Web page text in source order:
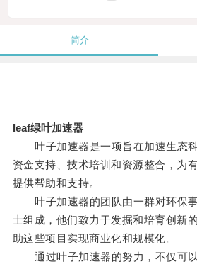
简介
leaf绿叶加速器
叶子加速器是一项旨在加速生态科
资金支持、技术培训和资源整合，为
提供帮助和支持。
叶子加速器的团队由一群对环保事
士组成，他们致力于发掘和培育创新
助这些项目实现商业化和规模化。
通过叶子加速器的努力，不仅可